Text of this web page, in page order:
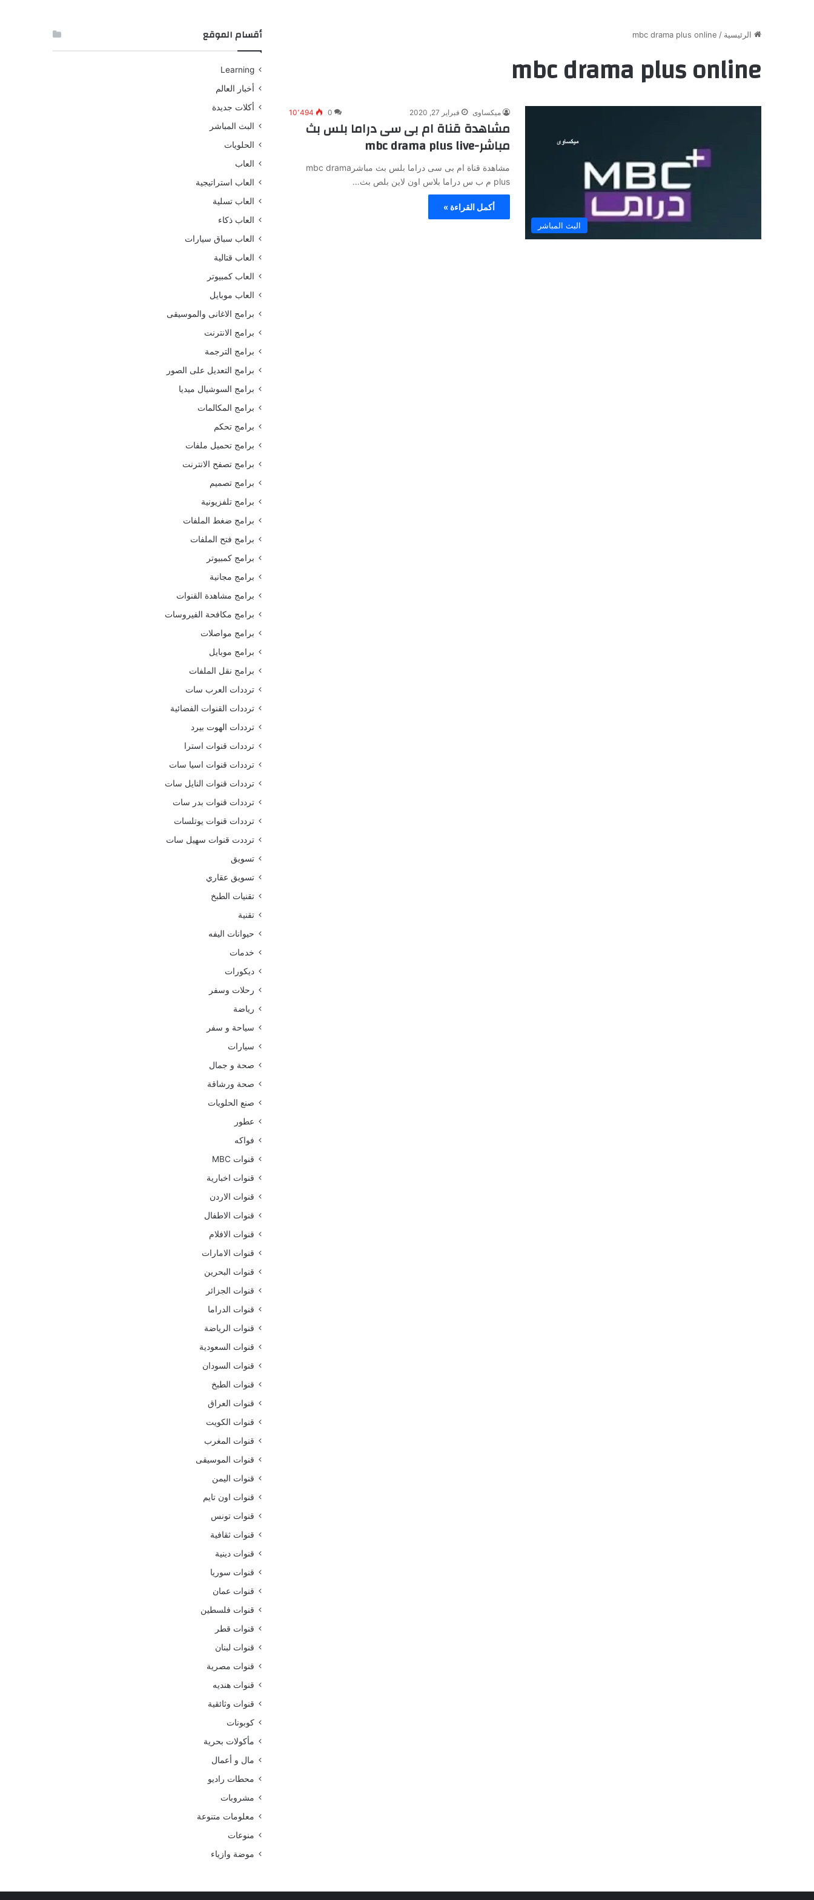
الرئيسية /
mbc drama plus online
mbc drama plus online
البث المباشر
ميكساوى فبراير 27, 2020 0 10٬494
مشاهدة قناة ام بى سى دراما بلس بث
مباشر-mbc drama plus live
مشاهدة قناة ام بى سى دراما بلس بث مباشرmbc drama
plus م ب س دراما بلاس اون لاين بلص بث…
أكمل القراءة »
أقسام الموقع
Learning
أخبار العالم
أكلات جديدة
البث المباشر
الحلويات
العاب
العاب استراتيجية
العاب تسلية
العاب ذكاء
العاب سباق سيارات
العاب قتالية
العاب كمبيوتر
العاب موبايل
برامج الاغانى والموسيقى
برامج الانترنت
برامج الترجمة
برامج التعديل على الصور
برامج السوشيال ميديا
برامج المكالمات
برامج تحكم
برامج تحميل ملفات
برامج تصفح الانترنت
برامج تصميم
برامج تلفزيونية
برامج ضغط الملفات
برامج فتح الملفات
برامج كمبيوتر
برامج مجانية
برامج مشاهدة القنوات
برامج مكافحة الفيروسات
برامج مواصلات
برامج موبايل
برامج نقل الملفات
ترددات العرب سات
ترددات القنوات الفضائية
ترددات الهوت بيرد
ترددات قنوات استرا
ترددات قنوات اسيا سات
ترددات قنوات النايل سات
ترددات قنوات بدر سات
ترددات قنوات يوتلسات
ترددت قنوات سهيل سات
تسويق
تسويق عقاري
تقنيات الطبخ
تقنية
حيوانات اليفه
خدمات
ديكورات
رحلات وسفر
رياضة
سياحة و سفر
سيارات
صحة و جمال
صحة ورشاقة
صنع الحلويات
عطور
فواكه
قنوات MBC
قنوات اخبارية
قنوات الاردن
قنوات الاطفال
قنوات الافلام
قنوات الامارات
قنوات البحرين
قنوات الجزائر
قنوات الدراما
قنوات الرياضة
قنوات السعودية
قنوات السودان
قنوات الطبخ
قنوات العراق
قنوات الكويت
قنوات المغرب
قنوات الموسيقى
قنوات اليمن
قنوات اون تايم
قنوات تونس
قنوات ثقافية
قنوات دينية
قنوات سوريا
قنوات عمان
قنوات فلسطين
قنوات قطر
قنوات لبنان
قنوات مصرية
قنوات هنديه
قنوات وثائقية
كوبونات
مأكولات بحرية
مال و أعمال
محطات راديو
مشروبات
معلومات متنوعة
منوعات
موضة وازياء